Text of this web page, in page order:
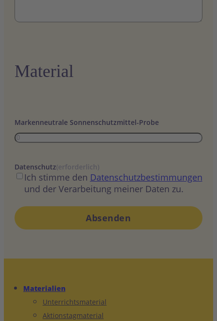
Material
Markenneutrale Sonnenschutzmittel-Probe
Datenschutz(erforderlich)
Ich stimme den Datenschutzbestimmungen
und der Verarbeitung meiner Daten zu.
Materialien
Unterrichtsmaterial
Aktionstagmaterial